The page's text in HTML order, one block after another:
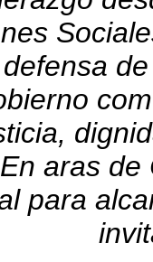
aras de
para